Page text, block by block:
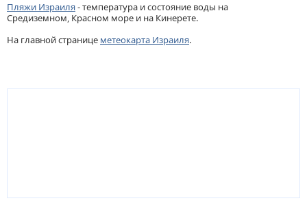
Пляжи Израиля- температура и состояние воды на
Средиземном, Красном море и на Кинерете.
На главной странице метеокарта Израиля.